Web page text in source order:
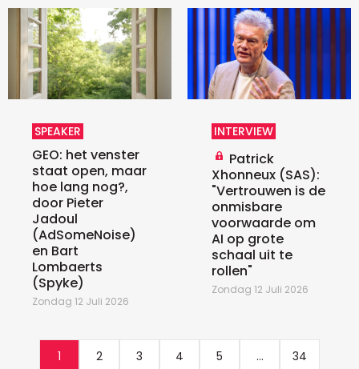
SPEAKER
GEO: het venster
staat open, maar
hoe lang nog?,
door Pieter
Jadoul
(AdSomeNoise)
en Bart
Lombaerts
(Spyke)
Zondag 12 Juli 2026
INTERVIEW
Patrick
Xhonneux (SAS):
"Vertrouwen is de
onmisbare
voorwaarde om
AI op grote
schaal uit te
rollen"
Zondag 12 Juli 2026
1 2 3 4 5 ... 34